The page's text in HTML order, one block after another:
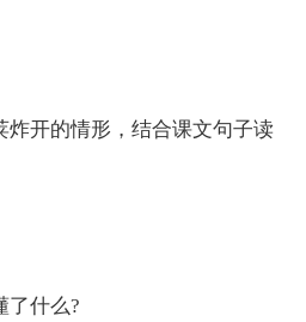
开的情形，结合课文句子读
什么?